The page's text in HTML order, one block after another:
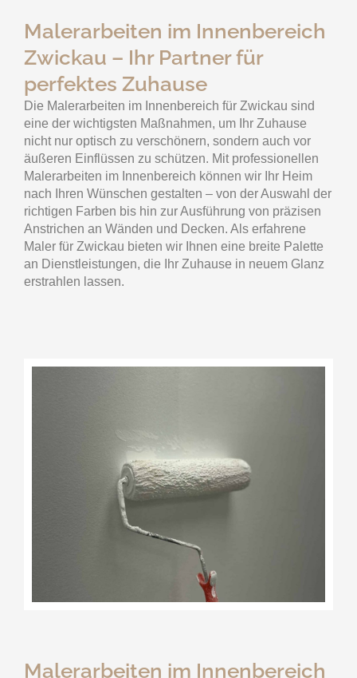
Malerarbeiten im Innenbereich
Zwickau – Ihr Partner für
perfektes Zuhause
Die Malerarbeiten im Innenbereich für Zwickau sind
eine der wichtigsten Maßnahmen, um Ihr Zuhause
nicht nur optisch zu verschönern, sondern auch vor
äußeren Einflüssen zu schützen. Mit professionellen
Malerarbeiten im Innenbereich können wir Ihr Heim
nach Ihren Wünschen gestalten – von der Auswahl der
richtigen Farben bis hin zur Ausführung von präzisen
Anstrichen an Wänden und Decken. Als erfahrene
Maler für Zwickau bieten wir Ihnen eine breite Palette
an Dienstleistungen, die Ihr Zuhause in neuem Glanz
erstrahlen lassen.
Malerarbeiten im Innenbereich